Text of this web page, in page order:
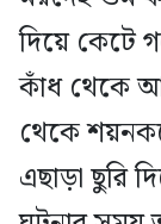
দিয়ে কেটে
কাঁধ থেকে
থেকে
এছাড়া ছুরি